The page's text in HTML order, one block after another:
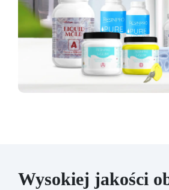
Wysokiej jakości